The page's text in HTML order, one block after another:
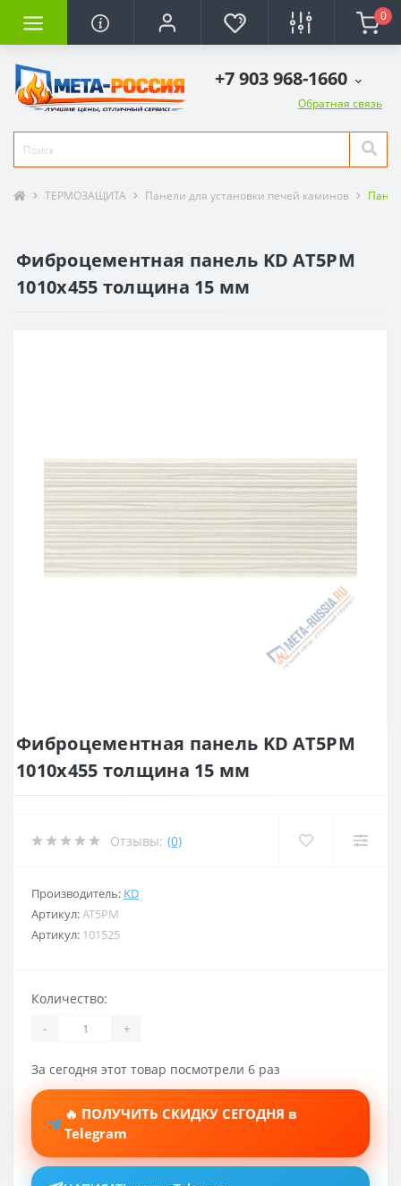
0
+7 903 968-1660
Обратная связь
ТЕРМОЗАЩИТА Панели для установки печей каминов
Фиброцементная панель KD AT5PM
1010х455 толщина 15 мм
Фиброцементная панель KD AT5PM
1010х455 толщина 15 мм
Отзывы: (0)
Производитель: KD
Артикул:AT5PM
Артикул: 101525
Количество:
- +
За сегодня этот товар посмотрели 6 раз
🔥 ПОЛУЧИТЬ СКИДКУ СЕГОДНЯ в
Telegram